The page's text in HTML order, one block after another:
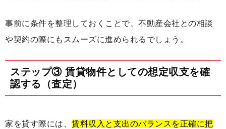
事前に条件を整理しておくことで、不動産会社との相談
や契約の際にもスムーズに進められるでしょう。
ステップ③ 賃貸物件としての想定収支を確
認する（査定）
家を貸す際には、 賃料収入と支出のバランスを正確に把